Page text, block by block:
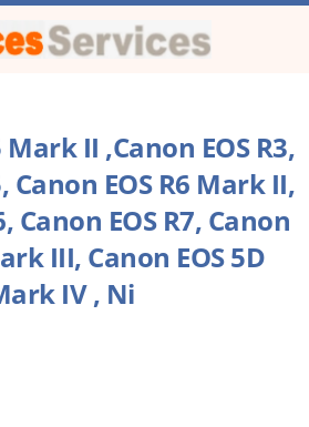
Mark II ,Canon EOS R3,
Canon EOS R6 Mark II,
Canon EOS R7, Canon
III, Canon EOS 5D
IV , Ni